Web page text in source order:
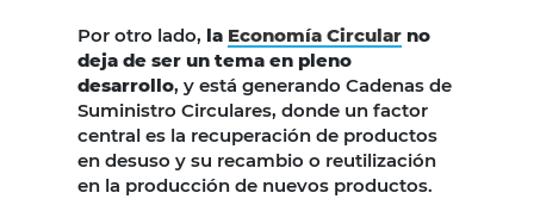
Por otro lado, la Economía Circular no
deja de ser un tema en pleno
desarrollo, y está generando Cadenas de
Suministro Circulares, donde un factor
central es la recuperación de productos
en desuso y su recambio o reutilización
en la producción de nuevos productos.